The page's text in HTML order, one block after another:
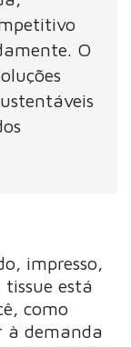
O
impresso,
tissue está
como
à demanda